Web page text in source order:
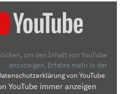
um den Inhalt von YouTube
anzuzeigen. Erfahre mehr in der
von YouTube.
YouTube immer anzeigen